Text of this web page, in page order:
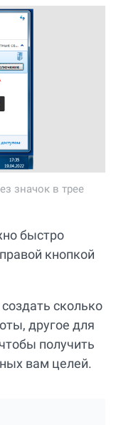
значок в трее
быстро
кнопкой
сколько
другое для
получить
вам целей.